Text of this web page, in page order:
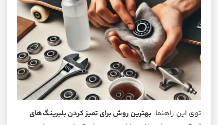
توی این راهنما، بهترین روش برای تمیز کردن بلبرینگ‌های